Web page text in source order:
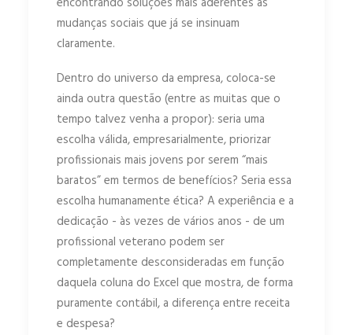
mudanças sociais que já se insinuam
claramente.
Dentro do universo da empresa, coloca-se
ainda outra questão (entre as muitas que o
tempo talvez venha a propor): seria uma
escolha válida, empresarialmente, priorizar
profissionais mais jovens por serem “mais
baratos” em termos de benefícios? Seria essa
escolha humanamente ética? A experiência e a
dedicação - às vezes de vários anos - de um
profissional veterano podem ser
completamente desconsideradas em função
daquela coluna do Excel que mostra, de forma
puramente contábil, a diferença entre receita
e despesa?